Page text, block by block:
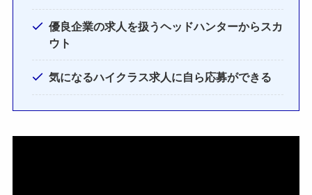
優良企業の求人を扱うヘッドハンターからスカ
ウト
気になるハイクラス求人に自ら応募ができる